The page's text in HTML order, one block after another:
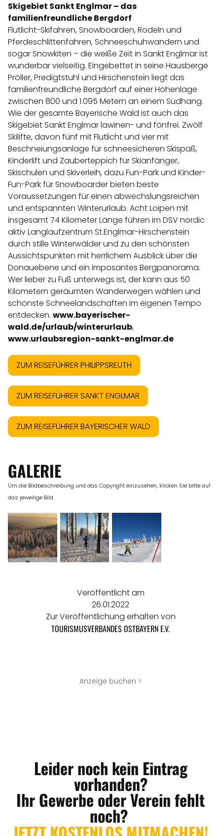
Skigebiet Sankt Englmar – das
familienfreundliche Bergdorf
Flutlicht-Skifahren, Snowboarden, Rodeln und
Pferdeschlittenfahren, Schneeschuhwandern und
sogar Snowkiten – die weiße Zeit in Sankt Englmar ist
wunderbar vielseitig. Eingebettet in seine Hausberge
Pröller, Predigtstuhl und Hirschenstein liegt das
familienfreundliche Bergdorf auf einer Höhenlage
zwischen 800 und 1.095 Metern an einem Südhang.
Wie der gesamte Bayerische Wald ist auch das
Skigebiet Sankt Englmar lawinen- und fönfrei. Zwölf
Skilifte, davon fünf mit Flutlicht und vier mit
Beschneiungsanlage für schneesicheren Skispaß,
Kinderlift und Zauberteppich für Skianfänger,
Skischulen und Skiverleih, dazu Fun-Park und Kinder-
Fun-Park für Snowboarder bieten beste
Voraussetzungen für einen abwechslungsreichen
und entspannten Winterurlaub. Acht Loipen mit
insgesamt 74 Kilometer Länge führen im DSV nordic
aktiv Langlaufzentrum St.Englmar-Hirschenstein
durch stille Winterwälder und zu den schönsten
Aussichtspunkten mit herrlichem Ausblick über die
Donauebene und ein imposantes Bergpanorama.
Wer lieber zu Fuß unterwegs ist, der kann aus 50
Kilometern geräumten Wanderwegen wählen und
schönste Schneelandschaften im eigenen Tempo
entdecken. www.bayerischer-
wald.de/urlaub/winterurlaub,
www.urlaubsregion-sankt-englmar.de
ZUM REISEFÜHRER PHILIPPSREUTH
ZUM REISEFÜHRER SANKT ENGLMAR
ZUM REISEFÜHRER BAYERISCHER WALD
GALERIE
Um die Bildbeschreibung und das Copyright einzusehen, klicken Sie bitte auf
das jeweilige Bild.
Veröffentlicht am
26.01.2022
Zur Veröffentlichung erhalten von
TOURISMUSVERBANDES OSTBAYERN E.V.
Anzeige buchen >
Leider noch kein Eintrag
vorhanden?
Ihr Gewerbe oder Verein fehlt
noch?